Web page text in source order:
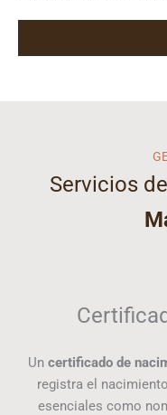
Servicios
Un certificado de
registra el
esenciales como